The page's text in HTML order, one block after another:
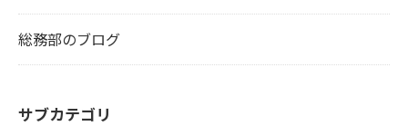
総務部のブログ
サブカテゴリ